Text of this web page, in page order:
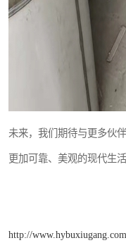
未来，我们期待与更多伙
更加可靠、美观的现代生活
http://www.hybuxiugang.com